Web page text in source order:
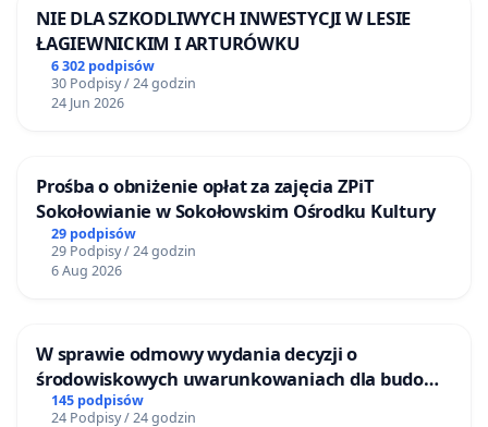
NIE DLA SZKODLIWYCH INWESTYCJI W LESIE
ŁAGIEWNICKIM I ARTURÓWKU
6 302 podpisów
30 Podpisy / 24 godzin
24 Jun 2026
Prośba o obniżenie opłat za zajęcia ZPiT
Sokołowianie w Sokołowskim Ośrodku Kultury
29 podpisów
29 Podpisy / 24 godzin
6 Aug 2026
W sprawie odmowy wydania decyzji o
środowiskowych uwarunkowaniach dla budowy
zakładu wytwarzania biometanu „Krynki” w
145 podpisów
24 Podpisy / 24 godzin